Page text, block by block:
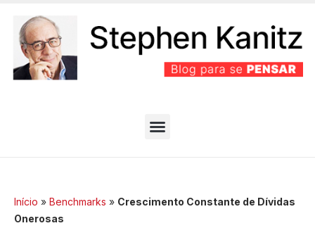
Início » Benchmarks » Crescimento Constante de Dívidas
Onerosas